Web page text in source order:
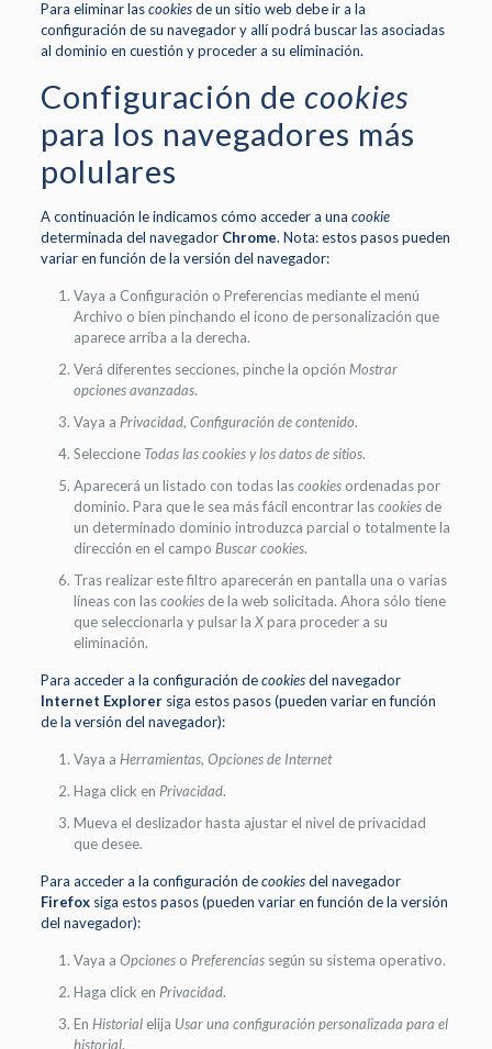
Para eliminar lascookiesde un sitio web debe ir a la
configuración de su navegador y allí podrá buscar las asociadas
al dominio en cuestión y proceder a su eliminación.
Configuración de cookies
para los navegadores más
polulares
A continuación le indicamos cómo acceder a una cookie
determinada del navegador Chrome. Nota: estos pasos pueden
variar en función de la versión del navegador:
Vaya a Configuración o Preferencias mediante el menú
Archivo o bien pinchando el icono de personalización que
aparece arriba a la derecha.
Verá diferentes secciones, pinche la opción Mostrar
opciones avanzadas.
Vaya a Privacidad, Configuración de contenido.
Seleccione Todas lascookiesy los datos de sitios.
Aparecerá un listado con todas lascookiesordenadas por
dominio. Para que le sea más fácil encontrar lascookiesde
un determinado dominio introduzca parcial o totalmente la
dirección en el campo Buscar cookies.
Tras realizar este filtro aparecerán en pantalla una o varias
líneas con lascookiesde la web solicitada. Ahora sólo tiene
que seleccionarla y pulsar la Xpara proceder a su
eliminación.
Para acceder a la configuración decookiesdel navegador
Internet Explorersiga estos pasos (pueden variar en función
de la versión del navegador):
Vaya a Herramientas, Opciones de Internet
Haga click en Privacidad.
Mueva el deslizador hasta ajustar el nivel de privacidad
que desee.
Para acceder a la configuración decookiesdel navegador
Firefoxsiga estos pasos (pueden variar en función de la versión
del navegador):
Vaya a Opcioneso Preferenciassegún su sistema operativo.
Haga click en Privacidad.
En Historialelija Usar una configuración personalizada para el
historial.